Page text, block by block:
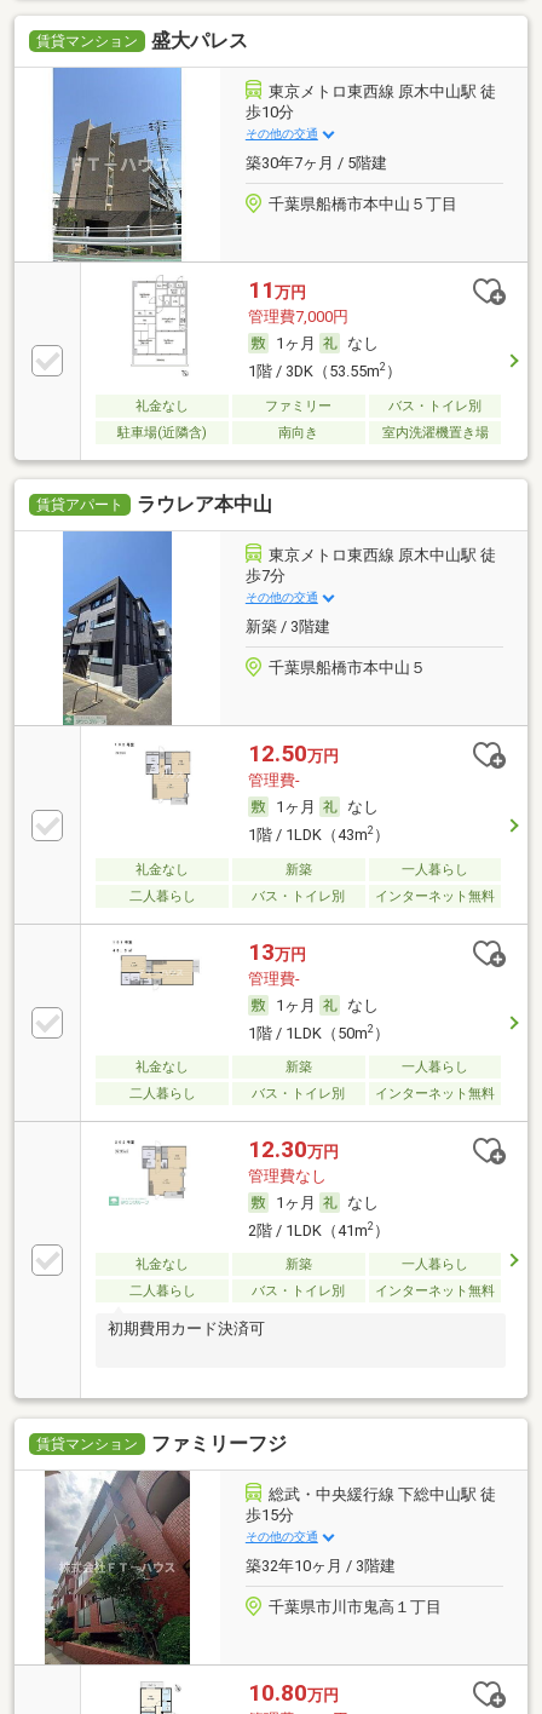
賃貸マンション 盛大パレス
東京メトロ東西線 原木中山駅 徒
歩10分
その他の交通
築30年7ヶ月 / 5階建
千葉県船橋市本中山５丁目
11 万円
管理費7,000円
1ヶ月
なし
1階 / 3DK（53.55m2）
礼金なし ファミリー
バス・トイレ別
駐車場(近隣含)
南向き 室内洗濯機置き場
賃貸アパート ラウレア本中山
東京メトロ東西線 原木中山駅 徒
歩7分
その他の交通
新築 / 3階建
千葉県船橋市本中山５
12.50万円
管理費-
1ヶ月
なし
1階 / 1LDK（43m2）
礼金なし 新築
一人暮らし
二人暮らし
バス・トイレ別 インターネット無料
13万円
管理費-
1ヶ月
なし
1階 / 1LDK（50m2）
礼金なし 新築
一人暮らし
二人暮らし
バス・トイレ別 インターネット無料
12.30万円
管理費なし
1ヶ月
なし
2階 / 1LDK（41m2）
礼金なし 新築
一人暮らし
二人暮らし
バス・トイレ別 インターネット無料
初期費用カード決済可
賃貸マンション ファミリーフジ
総武・中央緩行線 下総中山駅 徒
歩15分
その他の交通
築32年10ヶ月 / 3階建
千葉県市川市鬼高１丁目
10.80万円